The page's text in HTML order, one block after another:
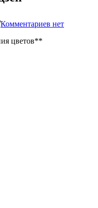
Комментариевзаписи
нет
цветов**